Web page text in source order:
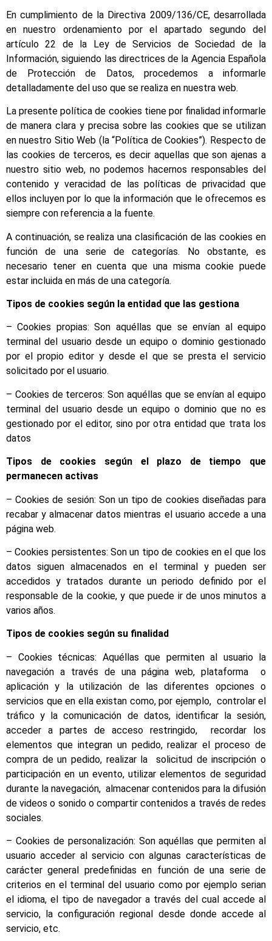
En cumplimiento de la Directiva 2009/136/CE, desarrollada
en nuestro ordenamiento por el apartado segundo del
artículo 22 de la Ley de Servicios de Sociedad de la
Información, siguiendo las directrices de la Agencia Española
de Protección de Datos, procedemos a informarle
detalladamente del uso que se realiza en nuestra web.
La presente política de cookies tiene por finalidad informarle
de manera clara y precisa sobre las cookies que se utilizan
en nuestro Sitio Web (la “Política de Cookies”). Respecto de
las cookies de terceros, es decir aquellas que son ajenas a
nuestro sitio web, no podemos hacernos responsables del
contenido y veracidad de las políticas de privacidad que
ellos incluyen por lo que la información que le ofrecemos es
siempre con referencia a la fuente.
A continuación, se realiza una clasificación de las cookies en
función de una serie de categorías. No obstante, es
necesario tener en cuenta que una misma cookie puede
estar incluida en más de una categoría.
Tipos de cookies según la entidad que las gestiona
– Cookies propias: Son aquéllas que se envían al equipo
terminal del usuario desde un equipo o dominio gestionado
por el propio editor y desde el que se presta el servicio
solicitado por el usuario.
– Cookies de terceros: Son aquéllas que se envían al equipo
terminal del usuario desde un equipo o dominio que no es
gestionado por el editor, sino por otra entidad que trata los
datos
Tipos de cookies según el plazo de tiempo que
permanecen activas
– Cookies de sesión: Son un tipo de cookies diseñadas para
recabar y almacenar datos mientras el usuario accede a una
página web.
– Cookies persistentes: Son un tipo de cookies en el que los
datos siguen almacenados en el terminal y pueden ser
accedidos y tratados durante un periodo definido por el
responsable de la cookie, y que puede ir de unos minutos a
varios años.
Tipos de cookies según su finalidad
– Cookies técnicas: Aquéllas que permiten al usuario la
navegación a través de una página web, plataforma o
aplicación y la utilización de las diferentes opciones o
servicios que en ella existan como, por ejemplo, controlar el
tráfico y la comunicación de datos, identificar la sesión,
acceder a partes de acceso restringido, recordar los
elementos que integran un pedido, realizar el proceso de
compra de un pedido, realizar la solicitud de inscripción o
participación en un evento, utilizar elementos de seguridad
durante la navegación, almacenar contenidos para la difusión
de videos o sonido o compartir contenidos a través de redes
sociales.
– Cookies de personalización: Son aquéllas que permiten al
usuario acceder al servicio con algunas características de
carácter general predefinidas en función de una serie de
criterios en el terminal del usuario como por ejemplo serian
el idioma, el tipo de navegador a través del cual accede al
servicio, la configuración regional desde donde accede al
servicio, etc.